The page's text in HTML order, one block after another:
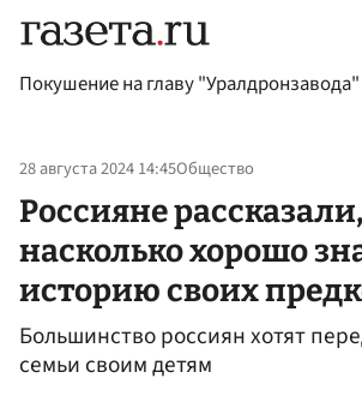
Покушение на главу "Уралдронзавода"
28 августа 2024 14:45Общество
Россияне рассказали,
насколько хорошо
историю своих
Большинство россиян хотят
семьи своим детям